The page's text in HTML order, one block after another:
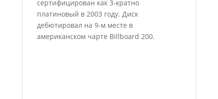
сертифицирован как 3-кратно
платиновый в 2003 году. Диск
дебютировал на 9-м месте в
американском чарте Billboard 200.